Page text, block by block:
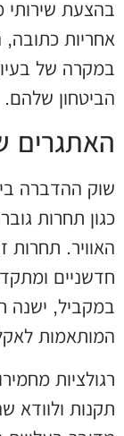
בהצעת שירותי
אחריות
במקרה של
הביטחון שלהם.
האתגרים
שוק ההדברה
כגון תחרות
האוויר. תחרות
חדשניים
במקביל, ישנה
המותאמות
רגולציות
תקנות ולוודא